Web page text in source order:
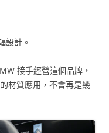
設計。
接手經營這個品牌，
材質應用，不會再是幾